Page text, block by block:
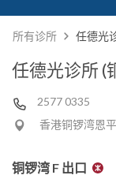
所有诊所 任德光
任德光诊所 (
2577 0335
香港铜锣湾恩
铜锣湾 F 出口